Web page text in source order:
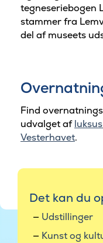
tegneseriebogen
stammer fra
del af museets
Find
udvalget af
Vesterhavet.
Det kan du
Udstillinger
Kunst og